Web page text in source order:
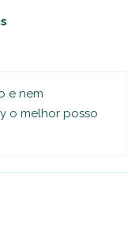
e nem
o melhor posso